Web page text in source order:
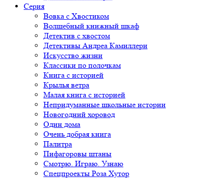
Серия
Вовка с Хвостиком
Волшебный книжный шкаф
Детектив с хвостом
Детективы Андреа Камиллери
Искусство жизни
Классики по полочкам
Книга с историей
Крылья ветра
Малая книга с историей
Непридуманные школьные истории
Новогодний хоровод
Один дома
Очень добрая книга
Палитра
Пифагоровы штаны
Смотрю. Играю. Узнаю
Спецпроекты Роза Хутор